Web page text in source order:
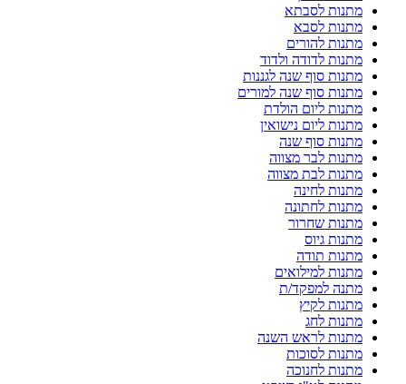
מתנות לסבתא
מתנות לסבא
מתנות להורים
מתנות לדודה ולדוד
מתנות סוף שנה לגננות
מתנות סוף שנה למורים
מתנות ליום הולדת
מתנות ליום נישואין
מתנות סוף שנה
מתנות לבר מצווה
מתנות לבת מצווה
מתנות לחינה
מתנות לחתונה
מתנות שחרור
מתנות גיוס
מתנות תודה
מתנות למילואים
מתנה למפקד/ת
מתנות לקיץ
מתנות לחג
מתנות לראש השנה
מתנות לסוכות
מתנות לחנוכה